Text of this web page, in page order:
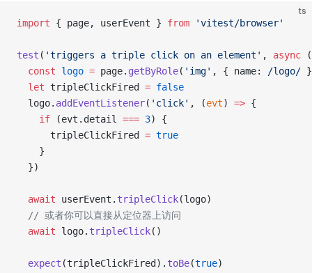
ts
import { page, userEvent } from 'vitest/browser'
test ( 'triggers a triple click on an element' , async
  const
logo = page. getByRole( 'img' , { name: /logo/
  let
tripleClickFired = false
  logo.
addEventListener( 'click' , (evt) => {
    if
(evt.detail === 3) {
      tripleClickFired
= true
    }
  })
  await
userEvent. tripleClick(logo)
  // 或者你可以直接从定位器上访问
  await
logo. tripleClick()
  expect
(tripleClickFired). toBe(true)